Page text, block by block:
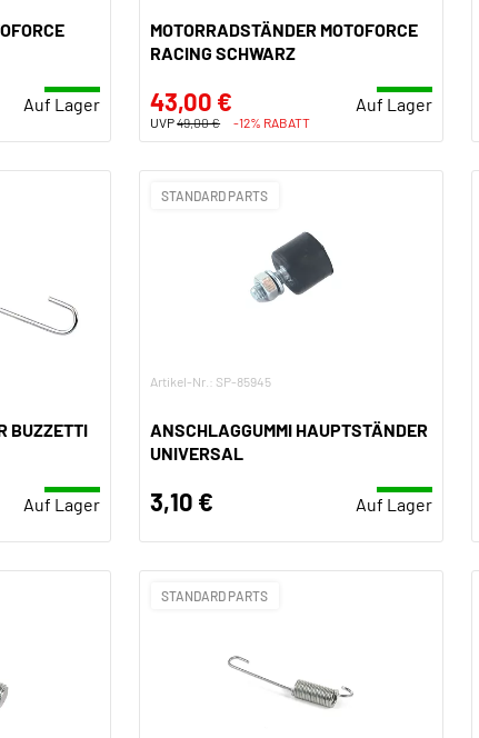
Auf Lager
MOTORRADSTÄNDER MOTOFORCE
RACING SCHWARZ
43,00 € Auf Lager
UVP49,00 € -12% RABATT
BUZZETTI
Auf Lager
STANDARD PARTS
Artikel-Nr.: SP-85945
ANSCHLAGGUMMI HAUPTSTÄNDER
UNIVERSAL
3,10 € Auf Lager
STANDARD PARTS